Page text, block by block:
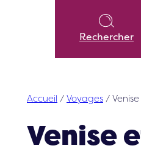
Rechercher
Accueil / Voyages /
Venise